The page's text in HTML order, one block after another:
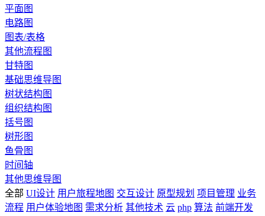
平面图
电路图
图表/表格
其他流程图
甘特图
基础思维导图
树状结构图
组织结构图
括号图
树形图
鱼骨图
时间轴
其他思维导图
全部 UI设计 用户旅程地图 交互设计 原型规划 项目管理 业务
流程 用户体验地图 需求分析 其他技术 云 php 算法 前端开发